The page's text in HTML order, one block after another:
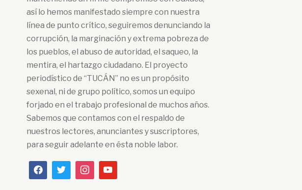
así lo hemos manifestado siempre con nuestra
línea de punto crítico, seguiremos denunciando la
corrupción, la marginación y extrema pobreza de
los pueblos, el abuso de autoridad, el saqueo, la
mentira, el hartazgo ciudadano. El proyecto
periodístico de “TUCÁN” no es un propósito
sexenal, ni de grupo político, somos un equipo
forjado en el trabajo profesional de muchos años.
Sabemos que contamos con el respaldo de
nuestros lectores, anunciantes y suscriptores,
para seguir adelante en ésta noble labor.